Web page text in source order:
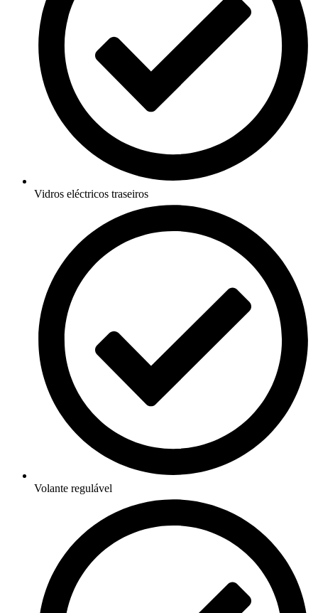
Vidros eléctricos traseiros
Volante regulável